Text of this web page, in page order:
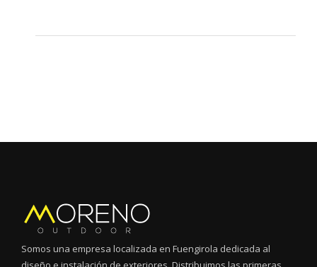
Somos una empresa localizada en Fuengirola dedicada al